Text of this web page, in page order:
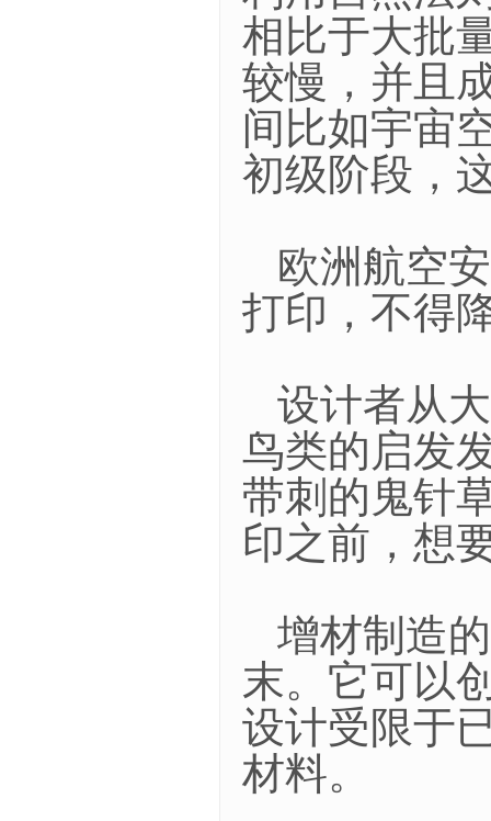
相比于大批
较慢，并且
间比如宇宙
初级阶段，
欧洲航空
打印，不得
设计者从
鸟类的启发
带刺的鬼针
印之前，想
增材制造
末。它可以
设计受限于
材料。